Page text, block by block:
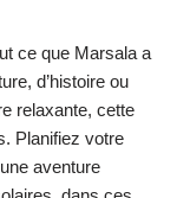
ce que Marsala a
d’histoire ou
relaxante, cette
Planifiez votre
aventure